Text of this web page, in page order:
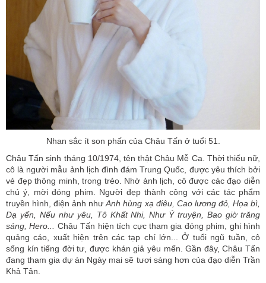
Nhan sắc ít son phấn của Châu Tấn ở tuổi 51.
Châu Tấn sinh tháng 10/1974, tên thật Châu Mễ Ca. Thời thiếu nữ,
cô là người mẫu ảnh lịch đình đám Trung Quốc, được yêu thích bởi
vẻ đẹp thông minh, trong trẻo. Nhờ ảnh lịch, cô được các đạo diễn
chú ý, mời đóng phim. Người đẹp thành công với các tác phẩm
truyền hình, điện ảnh nhưAnh hùng xạ điêu, Cao lương đỏ, Họa bì,
Dạ yến, Nếu như yêu, Tô Khất Nhi, Như Ý truyện, Bao giờ trăng
sáng, Hero... Châu Tấn hiện tích cực tham gia đóng phim, ghi hình
quảng cáo, xuất hiện trên các tạp chí lớn... Ở tuổi ngũ tuần, cô
sống kín tiếng đời tư, được khán giả yêu mến. Gần đây, Châu Tấn
đang tham gia dự án Ngày mai sẽ tươi sáng hơn của đạo diễn Trần
Khả Tân.